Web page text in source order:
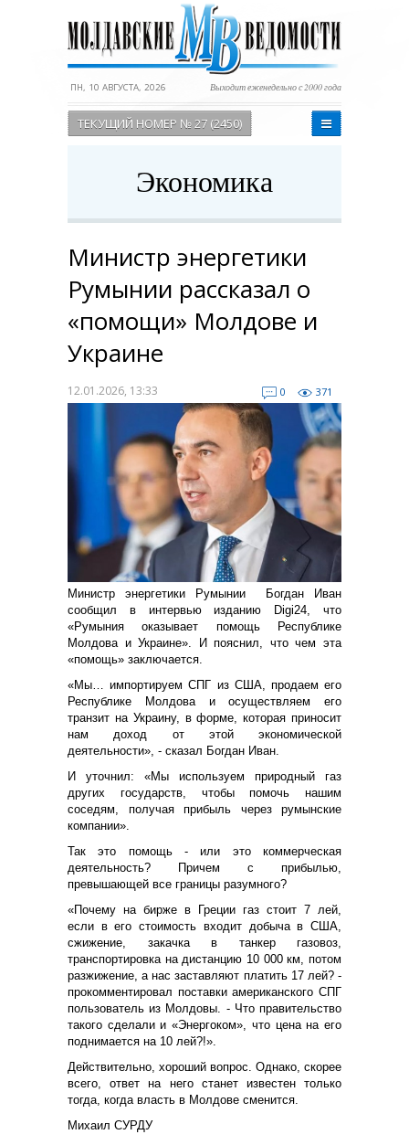
ПН, 10 АВГУСТА, 2026 Выходит еженедельно с 2000 года
ТЕКУЩИЙ НОМЕР № 27 (2450)
Экономика
Министр энергетики
Румынии рассказал о
«помощи» Молдове и
Украине
12.01.2026, 13:33 0 371
Министр энергетики Румынии
Богдан Иван
сообщил в интервьюизданию Digi24 , что
«Румыния оказывает помощь Республике
Молдова и Украине». И пояснил, что чем эта
«помощь» заключается.
«Мы… импортируем СПГ из США, продаем его
Республике Молдова и осуществляем его
транзит на Украину, в форме, которая приносит
нам доход от этой экономической
деятельности», - сказал Богдан Иван.
И уточнил: «Мы используем природный газ
других государств, чтобы помочь нашим
соседям, получая прибыль через румынские
компании».
Так это помощь - или это коммерческая
деятельность? Причем с прибылью,
превышающей все границы разумного?
«Почему на бирже в Греции газ стоит 7 лей,
если в его стоимость входит добыча в США,
сжижение, закачка в танкер газовоз,
транспортировка на дистанцию 10 000 км, потом
разжижение, а нас заставляют платить 17 лей? -
прокомментировал поставки американского СПГ
пользователь из Молдовы. - Что правительство
такого сделали и «Энергоком», что цена на его
поднимается на 10 лей?!».
Действительно, хороший вопрос. Однако, скорее
всего, ответ на него станет известен только
тогда, когда власть в Молдове сменится.
Михаил СУРДУ